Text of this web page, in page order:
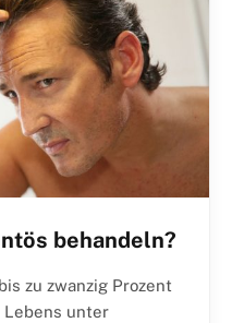
behandeln?
zu zwanzig Prozent
Lebens unter